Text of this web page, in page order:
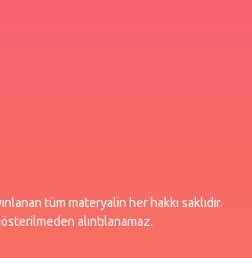
tüm materyalin her hakkı saklıdır.
alıntılanamaz.